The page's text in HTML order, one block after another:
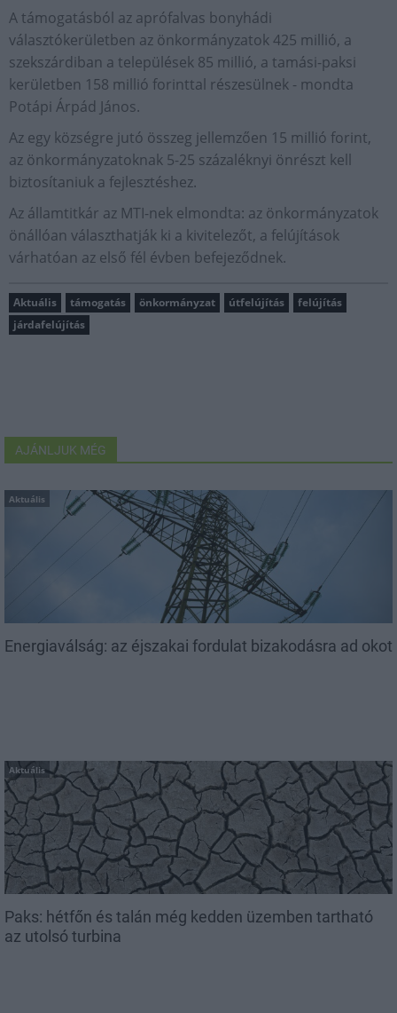
A támogatásból az aprófalvas bonyhádi
választókerületben az önkormányzatok 425 millió, a
szekszárdiban a települések 85 millió, a tamási-paksi
kerületben 158 millió forinttal részesülnek - mondta
Potápi Árpád János.
Az egy községre jutó összeg jellemzően 15 millió forint,
az önkormányzatoknak 5-25 százaléknyi önrészt kell
biztosítaniuk a fejlesztéshez.
Az államtitkár az MTI-nek elmondta: az önkormányzatok
önállóan választhatják ki a kivitelezőt, a felújítások
várhatóan az első fél évben befejeződnek.
Aktuális támogatás önkormányzat útfelújítás
felújítás
járdafelújítás
AJÁNLJUK MÉG
Aktuális
Energiaválság: az éjszakai fordulat bizakodásra ad okot
Aktuális
Paks: hétfőn és talán még kedden üzemben tartható
az utolsó turbina